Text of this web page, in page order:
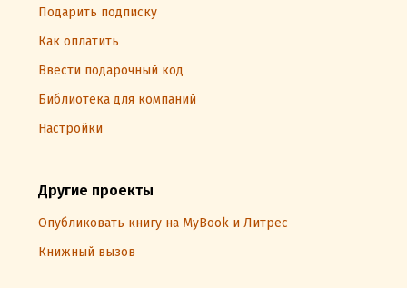
Подарить подписку
Как оплатить
Ввести подарочный код
Библиотека для компаний
Настройки
Другие проекты
Опубликовать книгу на MyBook и Литрес
Книжный вызов